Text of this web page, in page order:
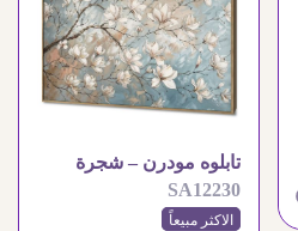
تابلوه مودرن – شجرة
ورود بيضاء
SA12230
الاكثر مبيعاً